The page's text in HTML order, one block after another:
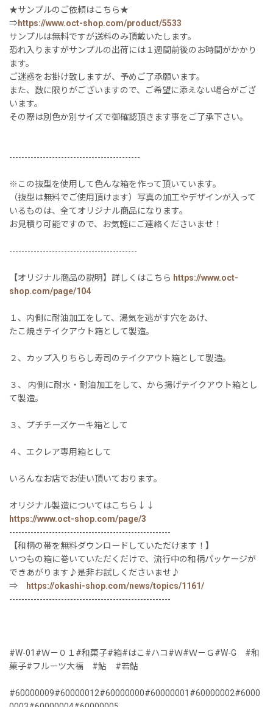
★サンプルのご依頼はこちら★
⇒https://www.oct-shop.com/product/5533
サンプルは無料ですが送料のみ頂戴いたします。
恐れ入りますがサンプルの出荷には１週間前後のお時間がかかり
ます。
ご迷惑をお掛け致しますが、予めご了承願います。
また、数に限りがございますので、ご希望に添えない場合がござ
います。
その際は別色か別サイズで御確認頂きます事をご了承下さい。
-------------------------------------------
※この抜型を使用して色んな箱を作って頂いています。
（抜型は無料でご使用頂けます）写真の加工やデザインが入って
いるものは、全てオリジナル商品になります。
お見積り可能ですので、お気軽にご連絡くださいませ！
------------------------------------------
【オリジナル商品の説明】詳しくはこちら https://www.oct-
shop.com/page/104
１、内側に耐油加工をして、湯気を逃がす穴をあけ、
たこ焼きテイクアウト箱として製造。
２、カップ入りちらし寿司のテイクアウト箱として製造。
３、 内側に耐水・耐油加工をして、から揚げテイクアウト箱とし
て製造。
３、プチチーズケーキ箱として
４、エクレア専用箱として
いろんなお店でお使い頂いております。
オリジナル製造についてはこちら↓↓
https://www.oct-shop.com/page/3
-----------------------------------------------------
【和柄の帯を無料ダウンロードしていただけます！】
いつもの箱に巻いていただくだけで、流行中の和柄パッケージが
できあがります♪是非お試しくださいませ♪
⇒
https://okashi-shop.com/news/topics/1161/
-----------------------------------------------------
#W-01#Ｗ－０１#和菓子#箱#はこ#ハコ#Ｗ#Ｗ－Ｇ#W-G #和
菓子#フルーツ大福 #鮎 #若鮎
#60000009#60000012#60000000#60000001#60000002#6000